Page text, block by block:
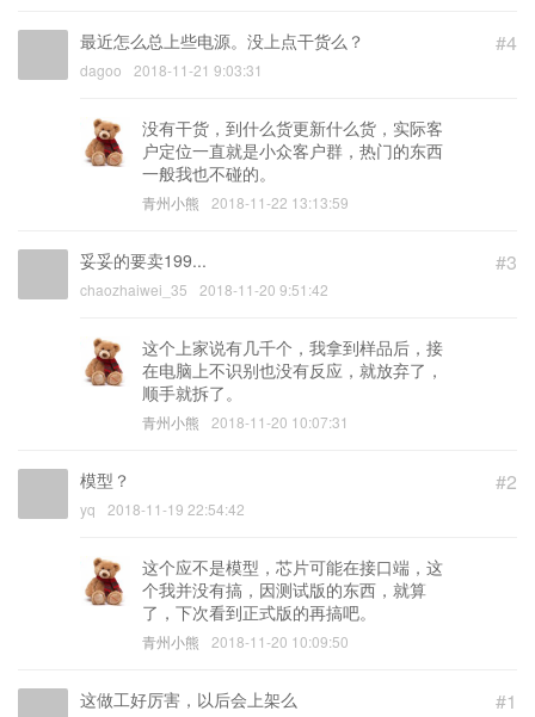
#4
最近怎么总上些电源。没上点干货么？
dagoo 2018-11-21 9:03:31
没有干货，到什么货更新什么货，实际客
户定位一直就是小众客户群，热门的东西
一般我也不碰的。
青州小熊 2018-11-22 13:13:59
#3
妥妥的要卖199...
chaozhaiwei_35 2018-11-20 9:51:42
这个上家说有几千个，我拿到样品后，接
在电脑上不识别也没有反应，就放弃了，
顺手就拆了。
青州小熊 2018-11-20 10:07:31
#2
模型？
yq 2018-11-19 22:54:42
这个应不是模型，芯片可能在接口端，这
个我并没有搞，因测试版的东西，就算
了，下次看到正式版的再搞吧。
青州小熊 2018-11-20 10:09:50
#1
这做工好厉害，以后会上架么